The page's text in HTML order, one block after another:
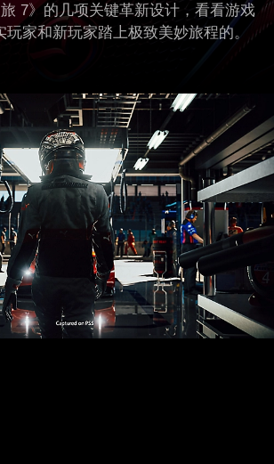
7》的几项关键革新设计，看看游戏
家和新玩家踏上极致美妙旅程的。